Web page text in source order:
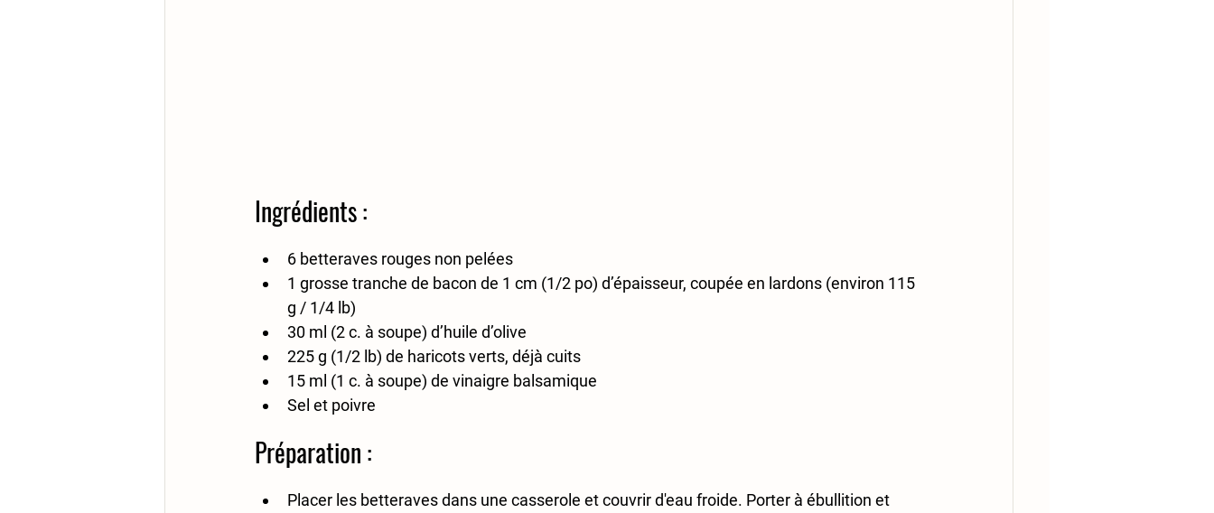
Ingrédients :
6 betteraves rouges non pelées
1 grosse tranche de bacon de 1 cm (1/2 po) d’épaisseur, coupée en lardons (environ 115
g / 1/4 lb)
30 ml (2 c. à soupe) d’huile d’olive
225 g (1/2 lb) de haricots verts, déjà cuits
15 ml (1 c. à soupe) de vinaigre balsamique
Sel et poivre
Préparation :
Placer les betteraves dans une casserole et couvrir d'eau froide. Porter à ébullition et